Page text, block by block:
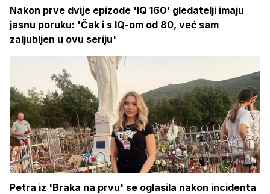
Nakon prve dvije epizode 'IQ 160' gledatelji imaju
jasnu poruku: 'Čak i s IQ-om od 80, već sam
zaljubljen u ovu seriju'
Petra iz 'Braka na prvu' se oglasila nakon incidenta